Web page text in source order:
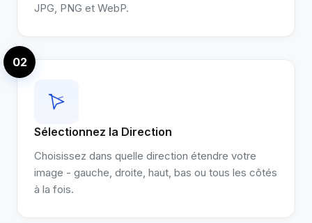
JPG, PNG et WebP.
02
Sélectionnez la Direction
Choisissez dans quelle direction étendre votre
image - gauche, droite, haut, bas ou tous les côtés
à la fois.